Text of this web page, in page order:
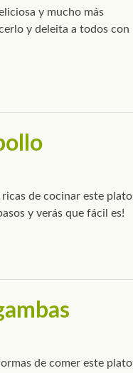
y mucho más
y deleita a todos con
de cocinar este plato
y verás que fácil es!
de comer este plato